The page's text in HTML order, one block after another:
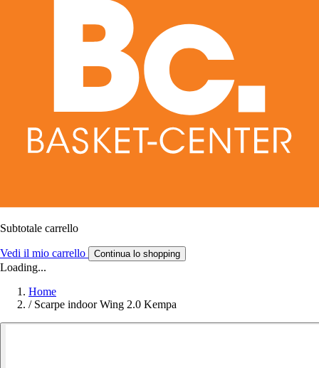
Subtotale carrello
Vedi il mio carrello Continua lo shopping
Loading...
Home
/ Scarpe indoor Wing 2.0 Kempa